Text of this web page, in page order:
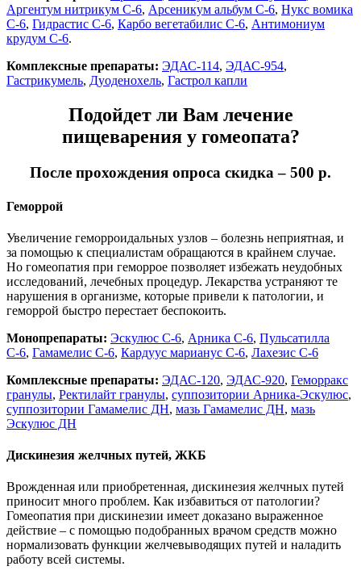
Аргентум нитрикум С-6, Арсеникум альбум С-6, Нукс вомика
С-6, Гидрастис С-6, Карбо вегетабилис С-6, Антимониум
крудум С-6.
Комплексные препараты: ЭДАС-114, ЭДАС-954,
Гастрикумель, Дуоденохель, Гастрол капли
Подойдет ли Вам лечение
пищеварения у гомеопата?
После прохождения опроса скидка – 500 р.
Геморрой
Увеличение геморроидальных узлов – болезнь неприятная, и
за помощью к специалистам обращаются в крайнем случае.
Но гомеопатия при геморрое позволяет избежать неудобных
исследований, лечебных процедур. Лекарства устраняют те
нарушения в организме, которые привели к патологии, и
геморрой быстро перестает беспокоить.
Монопрепараты: Эскулюс С-6, Арника С-6, Пульсатилла
С-6, Гамамелис С-6, Кардуус марианус С-6, Лахезис С-6
Комплексные препараты: ЭДАС-120, ЭДАС-920, Геморракс
гранулы, Ректилайт гранулы, суппозитории Арника-Эскулюс,
суппозитории Гамамелис ДН, мазь Гамамелис ДН, мазь
Эскулюс ДН
Дискинезия желчных путей, ЖКБ
Врожденная или приобретенная, дискинезия желчных путей
приносит много проблем. Как избавиться от патологии?
Гомеопатия при дискинезии имеет доказано выраженное
действие – с помощью подобранных врачом средств можно
нормализовать функции желчевыводящих путей и наладить
работу всей системы.